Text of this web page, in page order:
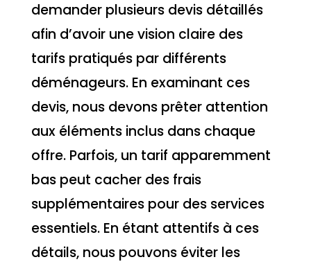
demander plusieurs devis détaillés
afin d’avoir une vision claire des
tarifs pratiqués par différents
déménageurs. En examinant ces
devis, nous devons prêter attention
aux éléments inclus dans chaque
offre. Parfois, un tarif apparemment
bas peut cacher des frais
supplémentaires pour des services
essentiels. En étant attentifs à ces
détails, nous pouvons éviter les